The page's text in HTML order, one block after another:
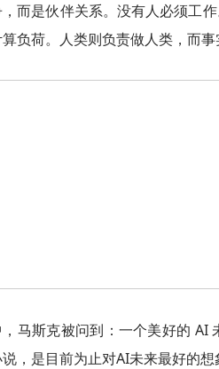
而是伙伴关系。没有人必须工
负荷。人类则负责做人类，而
马斯克被问到：一个美好的 AI
，是目前为止对AI未来最好的